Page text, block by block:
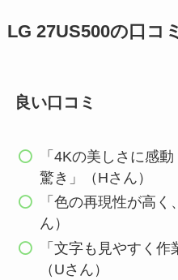
LG 27US500の口コ
良い口コミ
「4Kの美しさに感
驚き」（Hさん）
「色の再現性が高
ん）
「文字も見やすく作
（Uさん）